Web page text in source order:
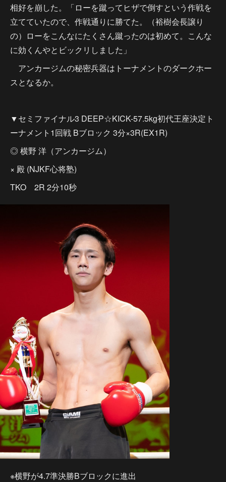
相好を崩した。「ローを蹴ってヒザで倒すという作戦を
立てていたので、作戦通りに勝てた。（裕樹会長譲り
の）ローをこんなにたくさん蹴ったのは初めて。こんな
に効くんやとビックリしました」
アンカージムの秘密兵器はトーナメントのダークホー
スとなるか。
▼セミファイナル3 DEEP☆KICK-57.5kg初代王座決定ト
ーナメント1回戦 Bブロック 3分×3R(EX1R)
◎ 横野 洋（アンカージム）
× 殿 (NJKF心将塾)
TKO 2R 2分10秒
※横野が4.7準決勝Bブロックに進出